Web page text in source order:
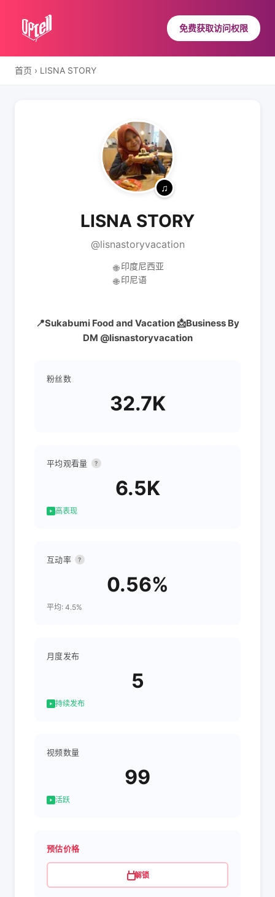
免费获取访问权限
首页 › LISNA STORY
LISNA STORY
@lisnastoryvacation
🌐 印度尼西亚
🌐 印尼语
📍Sukabumi Food and Vacation 📩Business By
DM @lisnastoryvacation
粉丝数
32.7K
平均观看量 ?
6.5K
高表现
互动率 ?
0.56%
平均: 4.5%
月度发布
5
持续发布
视频数量
99
活跃
预估价格
解锁